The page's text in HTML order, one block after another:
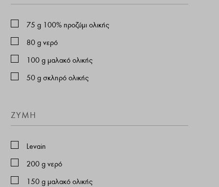
75 g 100% προζύμι ολικής
80 g νερό
100 g μαλακό ολικής
50 g σκληρό ολικής
ZYMH
Levain
200 g νερό
150 g μαλακό ολικής